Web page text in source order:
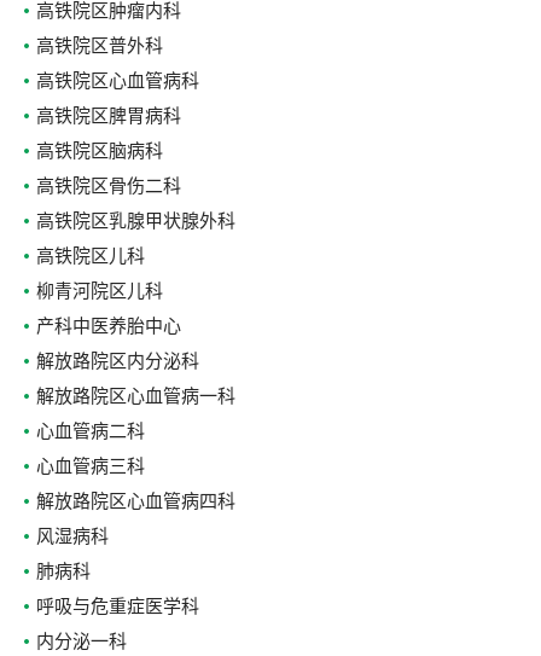
高铁院区肿瘤内科
高铁院区普外科
高铁院区心血管病科
高铁院区脾胃病科
高铁院区脑病科
高铁院区骨伤二科
高铁院区乳腺甲状腺外科
高铁院区儿科
柳青河院区儿科
产科中医养胎中心
解放路院区内分泌科
解放路院区心血管病一科
心血管病二科
心血管病三科
解放路院区心血管病四科
风湿病科
肺病科
呼吸与危重症医学科
内分泌一科